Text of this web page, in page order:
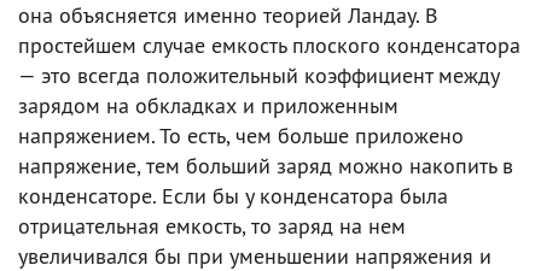
она объясняется именно теорией Ландау. В
простейшем случае емкость плоского конденсатора
— это всегда положительный коэффициент между
зарядом на обкладках и приложенным
напряжением. То есть, чем больше приложено
напряжение, тем больший заряд можно накопить в
конденсаторе. Если бы у конденсатора была
отрицательная емкость, то заряд на нем
увеличивался бы при уменьшении напряжения и